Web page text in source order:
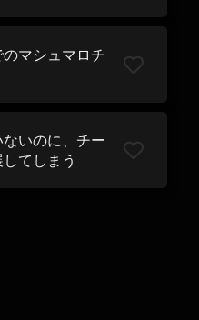
マシュマロチ
いのに、チー
てしまう